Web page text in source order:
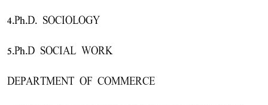
4.Ph.D. SOCIOLOGY
5.Ph.D SOCIAL WORK
DEPARTMENT OF COMMERCE